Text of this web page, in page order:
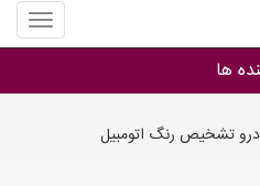
منوی
سایت
چسب
ها
هاتشخیص رنگ اتومبیل